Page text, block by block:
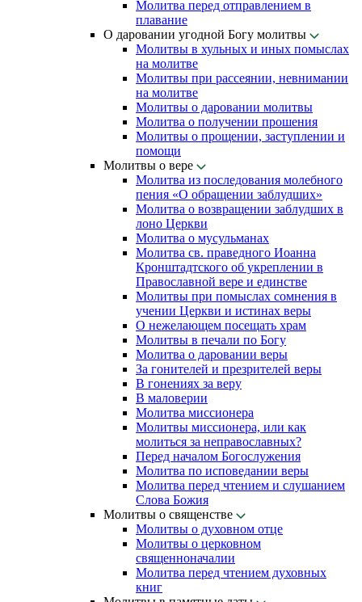
Молитва перед отправлением в
плавание
О даровании угодной Богу молитвы
Молитвы в хульных и иных помыслах
на молитве
Молитвы при рассеянии, невнимании
на молитве
Молитвы о даровании молитвы
Молитва о получении прошения
Молитвы о прощении, заступлении и
помощи
Молитвы о вере
Молитва из последования молебного
пения «О обращении заблудших»
Молитва о возвращении заблудших в
лоно Церкви
Молитва о мусульманах
Молитва св. праведного Иоанна
Кронштадтского об укреплении в
Православной вере и единстве
Молитвы при помыслах сомнения в
учении Церкви и истинах веры
О нежелающем посещать храм
Молитвы в печали по Богу
Молитва о даровании веры
За гонителей и презрителей веры
В гонениях за веру
В маловерии
Молитва миссионера
Молитвы миссионера, или как
молиться за неправославных?
Перед началом Богослужения
Молитва по исповедании веры
Молитва перед чтением и слушанием
Слова Божия
Молитвы о священстве
Молитвы о духовном отце
Молитвы о церковном
священноначалии
Молитва перед чтением духовных
книг